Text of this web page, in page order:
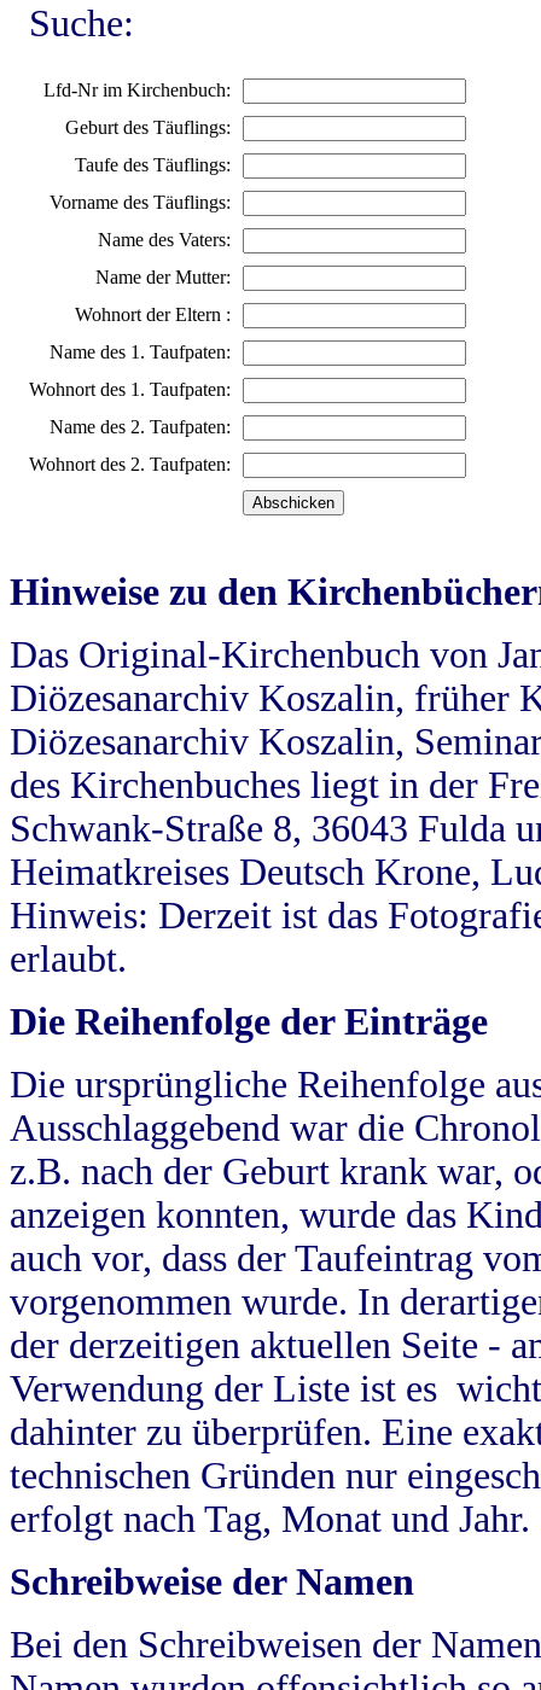
Suche:
Lfd-Nr im Kirchenbuch:
Geburt des Täuflings:
Taufe des Täuflings:
Vorname des Täuflings:
Name des Vaters:
Name der Mutter:
Wohnort der Eltern :
Name des 1. Taufpaten:
Wohnort des 1. Taufpaten:
Name des 2. Taufpaten:
Wohnort des 2. Taufpaten:
Hinweise zu den
Das Original-Kirchenbuch von
Diözesanarchiv Koszalin, früher
Diözesanarchiv Koszalin,
des Kirchenbuches liegt in der
Schwank-Straße 8, 36043 Fulda
Heimatkreises Deutsch Krone,
Hinweis: Derzeit ist das
erlaubt.
Die Reihenfolge der Einträge
Die ursprüngliche Reihenfolge
Ausschlaggebend war die
z.B. nach der Geburt krank war,
anzeigen konnten, wurde das
auch vor, dass der Taufeintrag
vorgenommen wurde. In
der derzeitigen aktuellen Seite -
Verwendung der Liste ist es
dahinter zu überprüfen. Eine
technischen Gründen nur
erfolgt nach Tag, Monat und Jahr.
Schreibweise der Namen
Bei den Schreibweisen der